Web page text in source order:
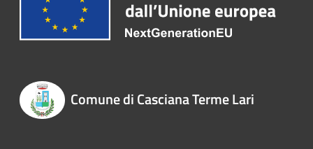
Comune di Casciana Terme Lari